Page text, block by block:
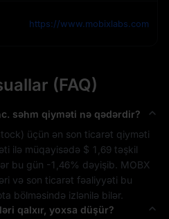
https://www.mobixlabs.com
(FAQ)
səhm qiyməti nə qədərdir?
) üçün ən son ticarət qiyməti
ilə müqayisədə $ 1,69 təşkil
bu gün -1,46% dəyişib. MOBX
və son ticarət fəaliyyəti bu
bölməsində izlənilə bilər.
qalxır, yoxsa düşür?